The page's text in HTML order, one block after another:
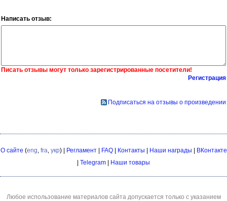
Написать отзыв:
Писать отзывы могут только зарегистрированные посетители!
Регистрация
Подписаться на отзывы о произведении
О сайте (eng fra укр) | Регламент| FAQ| Контакты | Наши награды | ВКонтакте
| Telegram | Наши товары
Любое использование материалов сайта допускается только с указанием